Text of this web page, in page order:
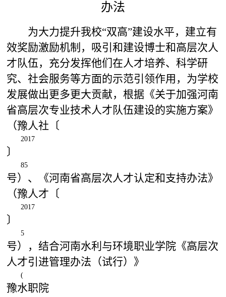
办法
为大力提升我校“双高”建设水平，建立有
效奖励激励机制，吸引和建设博士和高层次人
才队伍，充分发挥他们在人才培养、科学研
究、社会服务等方面的示范引领作用，为学校
发展做出更多更大贡献，根据《关于加强河南
省高层次专业技术人才队伍建设的实施方案》
（豫人社〔
2017
〕
85
号）、《河南省高层次人才认定和支持办法》
（豫人才〔
2017
〕
5
号），结合河南水利与环境职业学院《高层次
人才引进管理办法（试行）》
(
豫水职院